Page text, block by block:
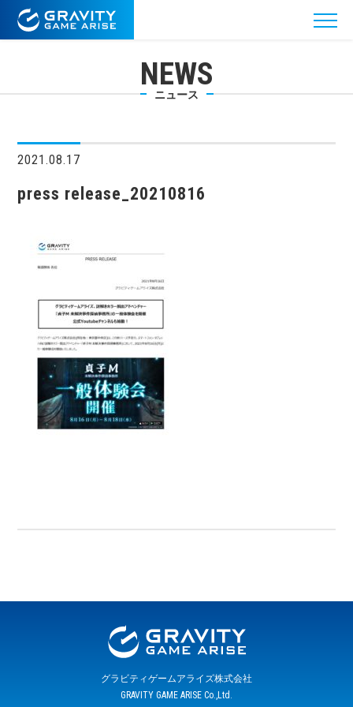
NEWS
ニュース
2021.08.17
press release_20210816
グラビティゲームアライズ株式会社
GRAVITY GAME ARISE Co.,Ltd.